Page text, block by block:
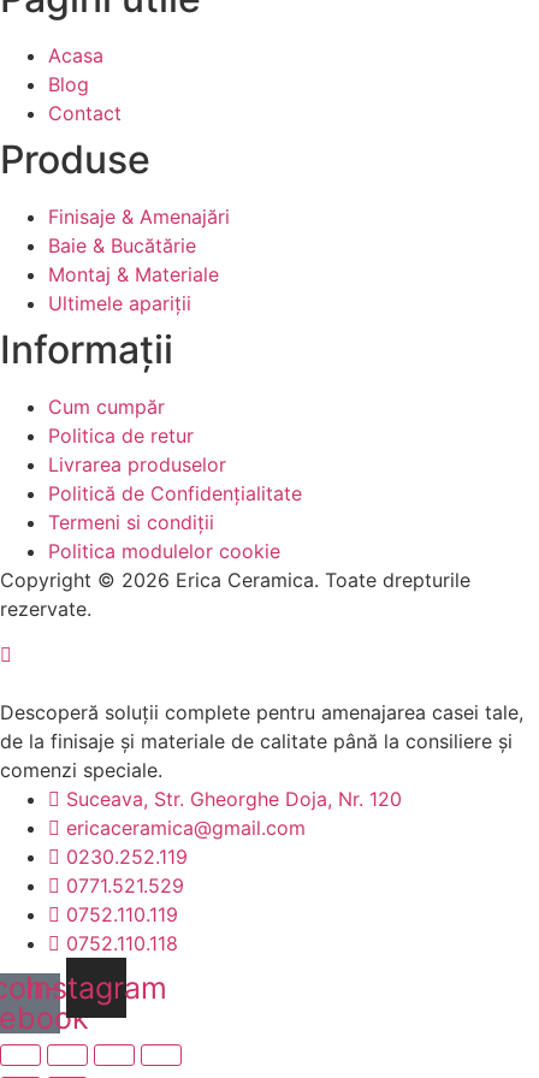
Acasa
Blog
Contact
Produse
Finisaje & Amenajări
Baie & Bucătărie
Montaj & Materiale
Ultimele apariții
Informații
Cum cumpăr
Politica de retur
Livrarea produselor
Politică de Confidențialitate
Termeni si condiții
Politica modulelor cookie
Copyright © 2026 Erica Ceramica. Toate drepturile
rezervate.
Descoperă soluții complete pentru amenajarea casei tale,
de la finisaje și materiale de calitate până la consiliere și
comenzi speciale.
Suceava, Str. Gheorghe Doja, Nr. 120
ericaceramica@gmail.com
0230.252.119
0771.521.529
0752.110.119
0752.110.118
Instagram